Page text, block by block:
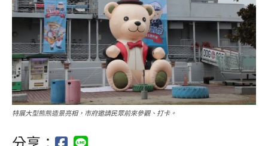
特展大型熊熊造景亮相，市府邀請民眾前來參觀、打卡。